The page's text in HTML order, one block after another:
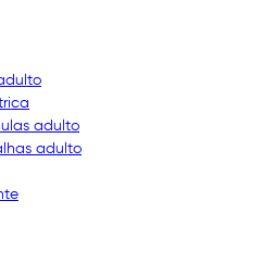
adulto
adulto